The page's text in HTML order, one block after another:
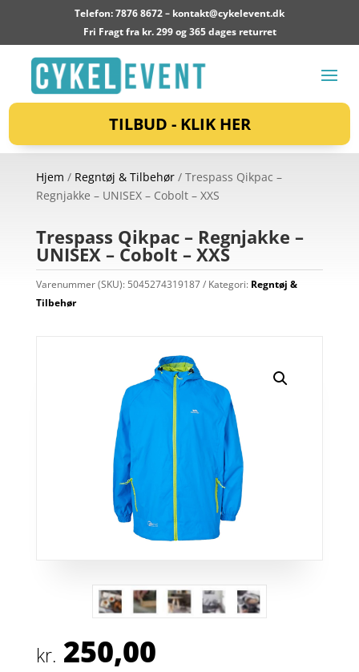
Telefon: 7876 8672 – kontakt@cykelevent.dk
Fri Fragt fra kr. 299 og 365 dages returret
TILBUD - KLIK HER
Hjem / Regntøj & Tilbehør/ Trespass Qikpac –
Regnjakke – UNISEX – Cobolt – XXS
Trespass Qikpac – Regnjakke –
UNISEX – Cobolt – XXS
Varenummer (SKU): 5045274319187 Kategori: Regntøj &
Tilbehør
kr. 250,00